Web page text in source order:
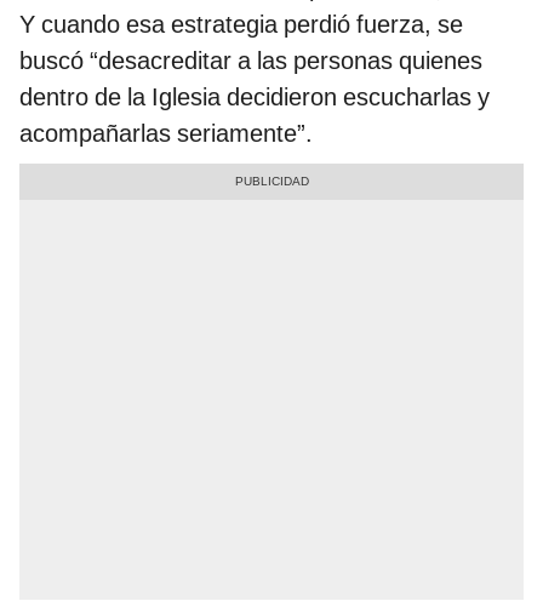
Y cuando esa estrategia perdió fuerza, se
buscó “desacreditar a las personas quienes
dentro de la Iglesia decidieron escucharlas y
acompañarlas seriamente”.